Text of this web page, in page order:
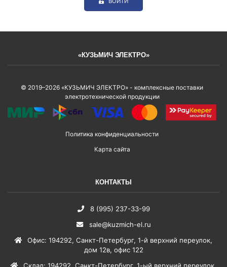
«КУЗЬМИЧ ЭЛЕКТРО»
© 2019–2026 «КУЗЬМИЧ ЭЛЕКТРО» - комплексные поставки
электротехнической продукции
Политика конфиденциальности
Карта сайта
КОНТАКТЫ
8 (995) 237-33-99
sale@kuzmich-el.ru
Офис: 194292, Санкт-Петербург, 1-й верхний переулок,
дом 12в, офис 122